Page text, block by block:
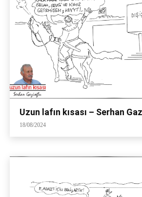
Uzun lafın kısası – Serhan
18/08/2024